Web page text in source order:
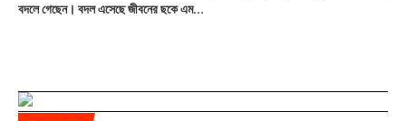
১
বদলে গেছেন। বদল এসেছে জীবনের ছকে এম...